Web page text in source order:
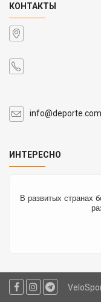
КОНТАКТЫ
ИНТЕРЕСНО
В развитых странах